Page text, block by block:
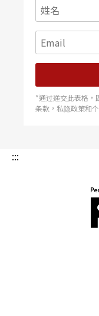
*通过递交此表格，
条款，私隐政策和
:::